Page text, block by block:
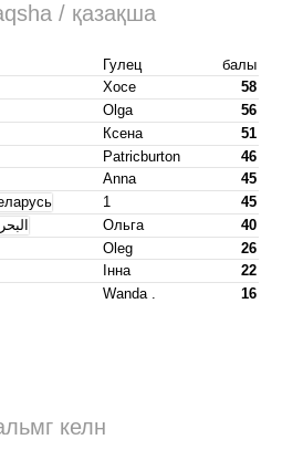
/ қазақша
Гулец
балы
Хосе
58
Olga
56
Ксена
51
Patricburton
46
Anna
45
1
45
Ольга
40
Oleg
26
Інна
22
Wanda . 16
келн